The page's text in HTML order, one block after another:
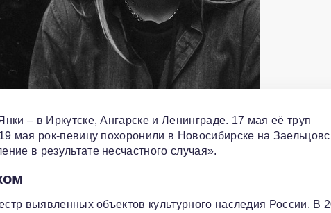
– в Иркутске, Ангарске и Ленинграде. 17 мая её труп
мая рок-певицу похоронили в Новосибирске на
в результате несчастного случая».
выявленных объектов культурного наследия России. В